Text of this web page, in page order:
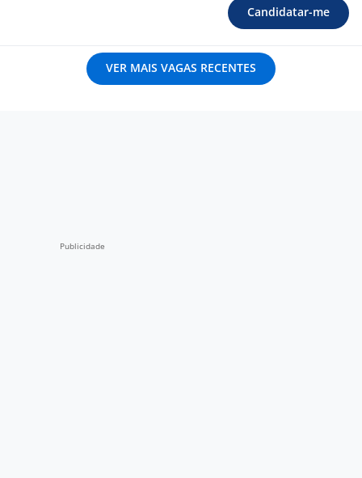
Candidatar-me
VER MAIS VAGAS RECENTES